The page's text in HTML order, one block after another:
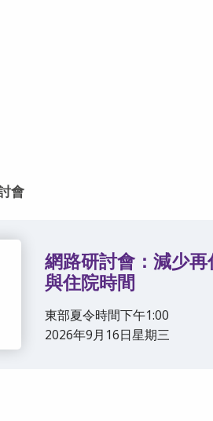
會
網路研討會：減少再
與住院時間
東部夏令時間下午1:00
2026年9月16日星期三